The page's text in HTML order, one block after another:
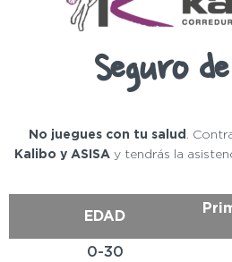
Seguro
No juegues con tu salud .
Kalibo y ASISA y tendrás la
EDAD
0-30